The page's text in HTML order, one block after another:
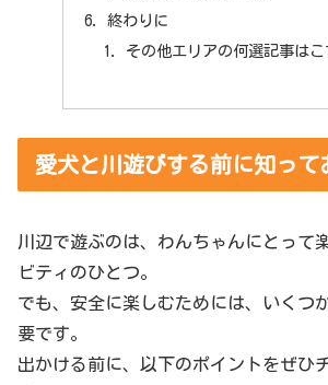
終わりに
その他エリアの何選記事はこ
愛犬と川遊びする前に知って
川辺で遊ぶのは、わんちゃんにとって
ビティのひとつ。
でも、安全に楽しむためには、いくつ
要です。
出かける前に、以下のポイントをぜひ